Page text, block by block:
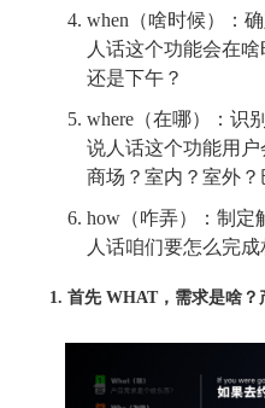
when（啥时候）：
人话这个功能会在
还是下午？
where（在哪）：识
说人话这个功能用
商场？室内？室外？
how（咋弄）：制定
人话咱们要怎么完
1. 首先 WHAT，需求是啥？